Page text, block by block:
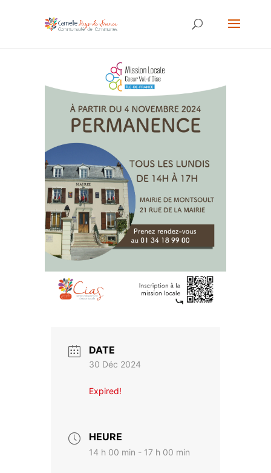
DATE
30 Déc 2024
Expired!
HEURE
14 h 00 min - 17 h 00 min